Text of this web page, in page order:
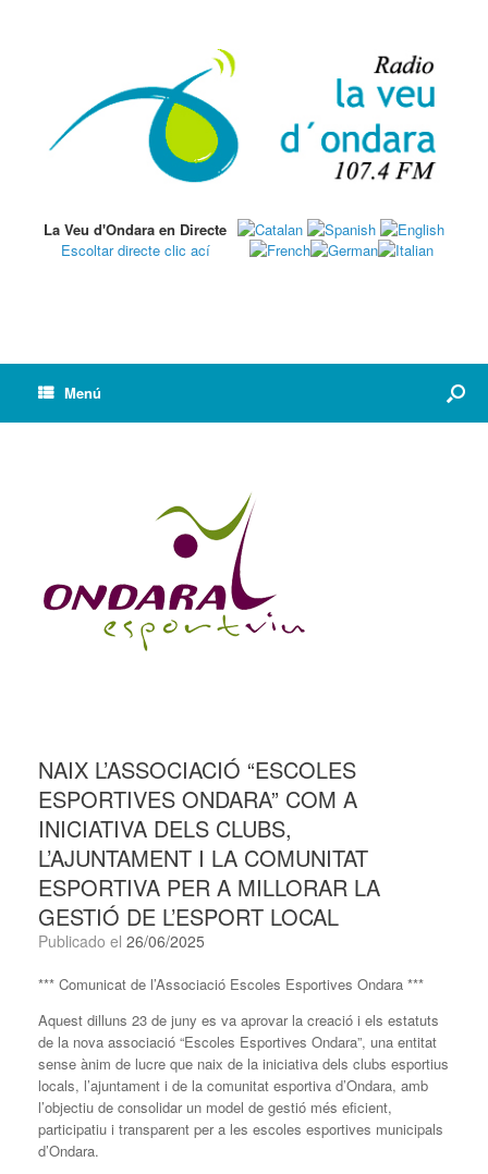
La Veu d'Ondara en Directe
Escoltar directe clic ací
Menú
NAIX L’ASSOCIACIÓ “ESCOLES
ESPORTIVES ONDARA” COM A
INICIATIVA DELS CLUBS,
L’AJUNTAMENT I LA COMUNITAT
ESPORTIVA PER A MILLORAR LA
GESTIÓ DE L’ESPORT LOCAL
Publicado el 26/06/2025
*** Comunicat de l’Associació Escoles Esportives Ondara ***
Aquest dilluns 23 de juny es va aprovar la creació i els estatuts
de la nova associació “Escoles Esportives Ondara”, una entitat
sense ànim de lucre que naix de la iniciativa dels clubs esportius
locals, l’ajuntament i de la comunitat esportiva d’Ondara, amb
l’objectiu de consolidar un model de gestió més eficient,
participatiu i transparent per a les escoles esportives municipals
d’Ondara.